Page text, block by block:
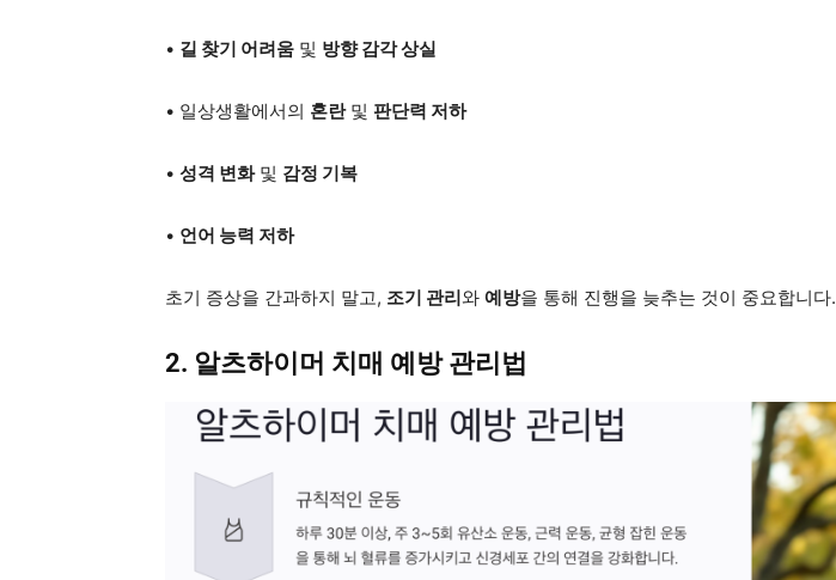
• 길 찾기 어려움 및 방향 감각 상실
• 일상생활에서의 혼란및 판단력 저하
• 성격 변화및 감정 기복
• 언어 능력 저하
초기 증상을 간과하지 말고, 조기 관리와 예방을 통해 진행을 늦추는 것이 중요합니다.
2. 알츠하이머 치매 예방 관리법